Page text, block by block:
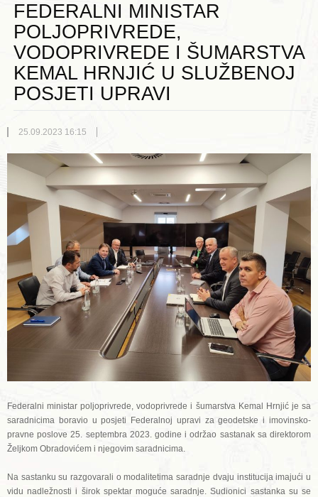
FEDERALNI MINISTAR
POLJOPRIVREDE,
VODOPRIVREDE I ŠUMARSTVA
KEMAL HRNJIĆ U SLUŽBENOJ
POSJETI UPRAVI
25.09.2023 16:15
Federalni ministar poljoprivrede, vodoprivrede i šumarstva Kemal Hrnjić je sa
saradnicima boravio u posjeti Federalnoj upravi za geodetske i imovinsko-
pravne poslove 25. septembra 2023. godine i održao sastanak sa direktorom
Željkom Obradovićem i njegovim saradnicima.
Na sastanku su razgovarali o modalitetima saradnje dvaju institucija imajući u
vidu nadležnosti i širok spektar moguće saradnje. Sudionici sastanka su se